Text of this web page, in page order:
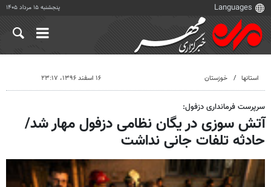
پنجشنبه ۱۵ مرداد ۱۴۰۵
استانها خوزستان ۱۶ اسفند ۱۳۹۶، ۲۳:۱۷
سرپرست فرمانداری دزفول:
آتش سوزی در یگان نظامی دزفول مهار شد/
حادثه تلفات جانی نداشت